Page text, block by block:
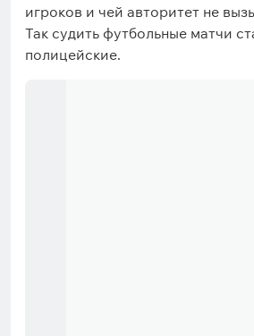
игроков и чей авторитет не
Так судить футбольные матчи
полицейские.